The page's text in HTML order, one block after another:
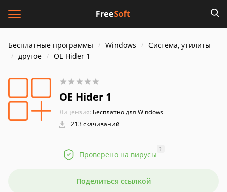
Бесплатные программы Windows
Система, утилиты
другое
OE Hider 1
OE Hider 1
Лицензия: Бесплатно для Windows
213 скачиваний
Проверено на вирусы
?
Поделиться ссылкой